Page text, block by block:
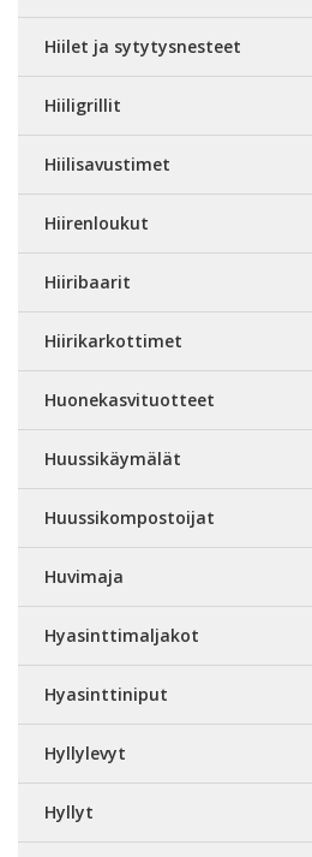
Hiilet ja sytytysnesteet
Hiiligrillit
Hiilisavustimet
Hiirenloukut
Hiiribaarit
Hiirikarkottimet
Huonekasvituotteet
Huussikäymälät
Huussikompostoijat
Huvimaja
Hyasinttimaljakot
Hyasinttiniput
Hyllylevyt
Hyllyt